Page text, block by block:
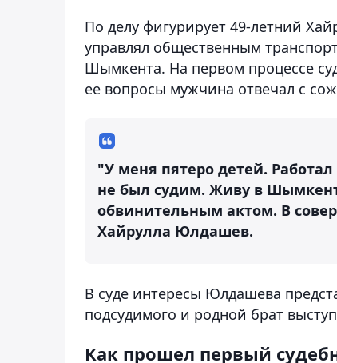
По делу фигурирует 49-летний
управлял общественным
Шымкента. На первом процессе
ее вопросы мужчина отвечал с
"У меня пятеро детей.
не был судим. Живу в
обвинительным актом. В
Хайрулла Юлдашев.
В суде интересы Юлдашева
подсудимого и родной брат
Как прошел первый